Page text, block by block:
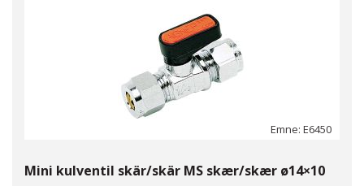
Emne: E6450
Mini kulventil skär/skär MS skær/skær ø14×10